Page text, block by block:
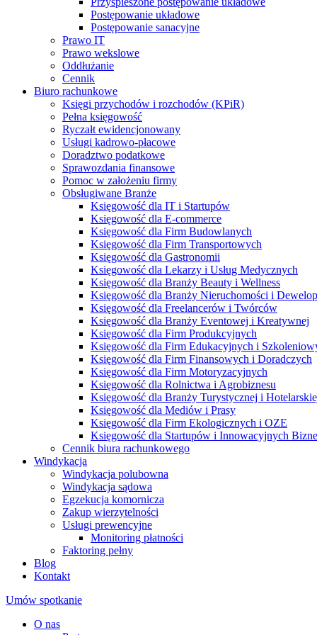
Postępowanie układowe
Postępowanie sanacyjne
Prawo IT
Prawo wekslowe
Oddłużanie
Cennik
Biuro rachunkowe
Księgi przychodów i rozchodów (KPiR)
Pełna księgowość
Ryczałt ewidencjonowany
Usługi kadrowo-płacowe
Doradztwo podatkowe
Sprawozdania finansowe
Pomoc w założeniu firmy
Obsługiwane Branże
Księgowość dla IT i Startupów
Księgowość dla E-commerce
Księgowość dla Firm Budowlanych
Księgowość dla Firm Transportowych
Księgowość dla Gastronomii
Księgowość dla Lekarzy i Usług Medycznych
Księgowość dla Branży Beauty i Wellness
Księgowość dla Branży Nieruchomości i
Księgowość dla Freelancerów i Twórców
Księgowość dla Branży Eventowej i Kreatywnej
Księgowość dla Firm Produkcyjnych
Księgowość dla Firm Edukacyjnych i
Księgowość dla Firm Finansowych i Doradczych
Księgowość dla Firm Motoryzacyjnych
Księgowość dla Rolnictwa i Agrobiznesu
Księgowość dla Branży Turystycznej i
Księgowość dla Mediów i Prasy
Księgowość dla Firm Ekologicznych i OZE
Księgowość dla Startupów i Innowacyjnych
Cennik biura rachunkowego
Windykacja
Windykacja polubowna
Windykacja sądowa
Egzekucja komornicza
Zakup wierzytelności
Usługi prewencyjne
Monitoring płatności
Faktoring pełny
Blog
Kontakt
Umów spotkanie
O nas